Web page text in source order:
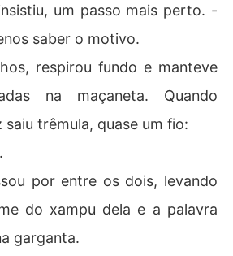
um passo mais perto. -
saber o motivo.
respirou fundo e manteve
na maçaneta. Quando
saiu trêmula, quase um fio:
por entre os dois, levando
do xampu dela e a palavra
garganta.